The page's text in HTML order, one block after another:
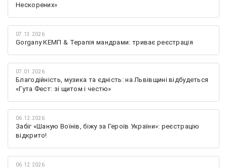
Нескорених»
07.13.2026
Gorgany КЕМП & Терапія мандрами: триває реєстрація
07.01.2026
Благодійність, музика та єдність: на Львівщині відбудеться
«Гута Фест: зі щитом і честю»
06.12.2026
Забіг «Шаную Воїнів, біжу за Героїв України»: реєстрацію
відкрито!
06.12.2026